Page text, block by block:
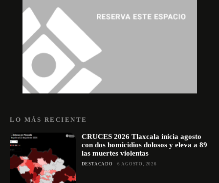
LO MÁS RECIENTE
CRUCES 2026 Tlaxcala inicia agosto
con dos homicidios dolosos y eleva a 89
las muertes violentas
DESTACADO 6 AGOSTO, 2026